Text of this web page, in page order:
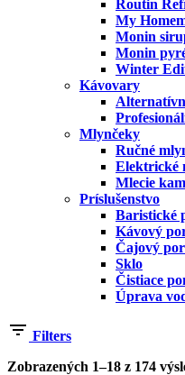
Routin
My
Monin
Monin
Winter
Kávovary
Mlynčeky
Ručné
Elektrické
Mlecie
Príslušenstvo
Baristické
Kávový
Čajový
Sklo
Čistiace
Úprava
Filters
Zobrazených 1–18 z 174